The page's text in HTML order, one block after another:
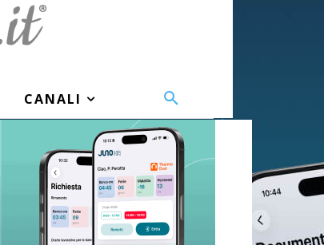
CANALI